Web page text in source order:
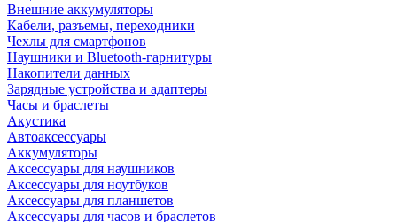
Внешние аккумуляторы
Кабели, разъемы, переходники
Чехлы для смартфонов
Наушники и Bluetooth-гарнитуры
Накопители данных
Зарядные устройства и адаптеры
Часы и браслеты
Акустика
Автоаксессуары
Аккумуляторы
Аксессуары для наушников
Аксессуары для ноутбуков
Аксессуары для планшетов
Аксессуары для часов и браслетов